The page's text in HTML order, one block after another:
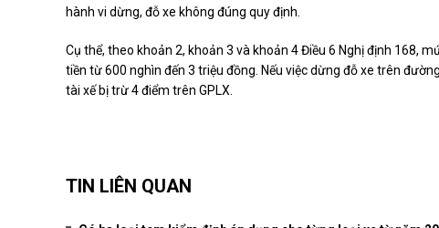
hành vi dừng, đỗ xe không đúng quy định.
Cụ thể, theo khoản 2, khoản 3 và khoản 4 Điều 6 Nghị định 168,
tiền từ 600 nghìn đến 3 triệu đồng. Nếu việc dừng đỗ xe trên
tài xế bị trừ 4 điểm trên GPLX.
TIN LIÊN QUAN